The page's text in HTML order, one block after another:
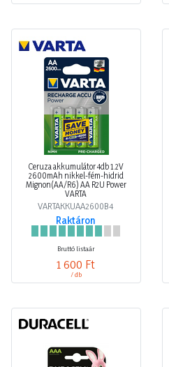
Ceruza akkumulátor 4db 1.2V
2600mAh nikkel-fém-hidrid
Mignon(AA/R6) AA R2U Power
VARTA
VARTAKKUAA2600B4
Raktáron
Bruttó listaár
1 600 Ft
/ db